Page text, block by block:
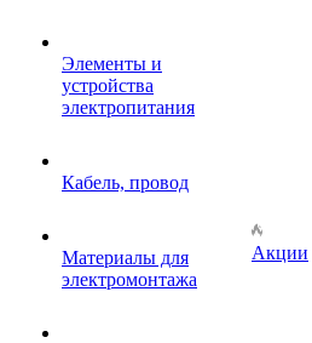
Элементы и
устройства
электропитания
Кабель, провод
Материалы для
электромонтажа
Акции